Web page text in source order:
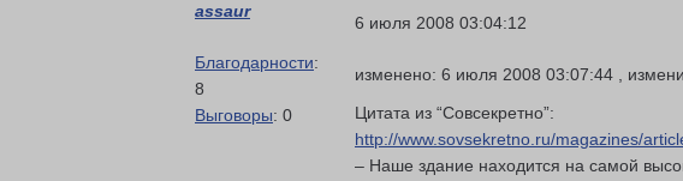
assaur
Благодарности:
8
Выговоры: 0
6 июля 2008 03:04:12
изменено: 6 июля 2008 03:07:44 ,
Цитата из “Совсекретно”:
http://www.sovsekretno.ru/magazines/
– Наше здание находится на самой